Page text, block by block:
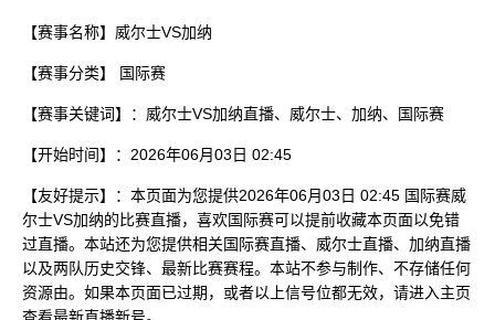
【赛事名称】威尔士VS加纳
【赛事分类】 国际赛
【赛事关键词】：威尔士VS加纳直播、威尔士、加纳、国际赛
【开始时间】：2026年06月03日 02:45
【友好提示】：本页面为您提供2026年06月03日 02:45 国际赛威
尔士VS加纳的比赛直播，喜欢国际赛可以提前收藏本页面以免错
过直播。本站还为您提供相关国际赛直播、威尔士直播、加纳直播
以及两队历史交锋、最新比赛赛程。本站不参与制作、不存储任何
资源由。如果本页面已过期，或者以上信号位都无效，请进入主页